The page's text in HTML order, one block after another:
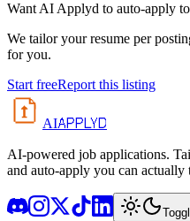
Want AI Applyd to auto-apply
We tailor your resume per
for you.
Start freeReport this listing
AIAPPLYD
AI-powered job applications.
and auto-apply you can actually